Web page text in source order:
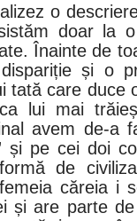
o
doar la
Înainte de
și o
tată care duce
lui mai
avem de-a
și pe cei doi
de
căreia i
și are parte